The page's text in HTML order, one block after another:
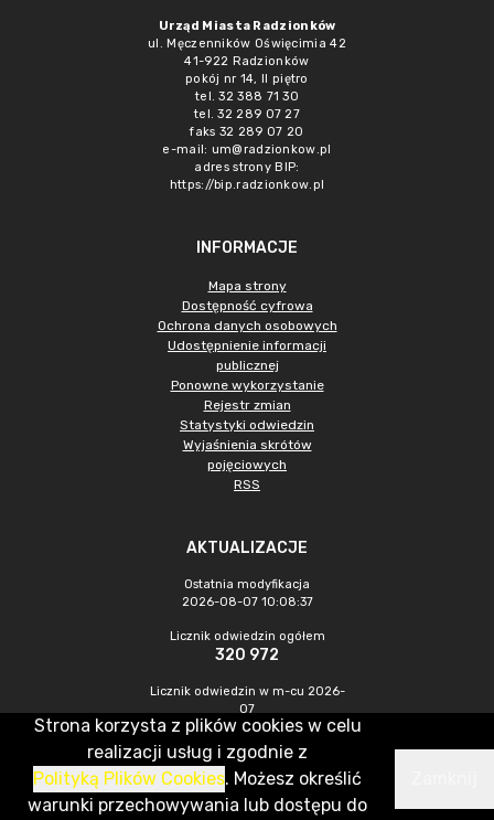
Urząd Miasta Radzionków
ul. Męczenników Oświęcimia 42
41-922 Radzionków
pokój nr 14, II piętro
tel. 32 388 71 30
tel. 32 289 07 27
faks 32 289 07 20
e-mail: um@radzionkow.pl
adres strony BIP:
https://bip.radzionkow.pl
INFORMACJE
Mapa strony
Dostępność cyfrowa
Ochrona danych osobowych
Udostępnienie informacji
publicznej
Ponowne wykorzystanie
Rejestr zmian
Statystyki odwiedzin
Wyjaśnienia skrótów
pojęciowych
RSS
AKTUALIZACJE
Ostatnia modyfikacja
2026-08-07 10:08:37
Licznik odwiedzin ogółem
320 972
Licznik odwiedzin w m-cu 2026-
07
1 031
CMS & Hosting: Nefeni Sp. z o.o.
Strona korzysta z plików cookies w celu
realizacji usług i zgodnie z
Polityką Plików Cookies. Możesz określić
warunki przechowywania lub dostępu do